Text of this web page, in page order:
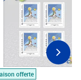
offerte